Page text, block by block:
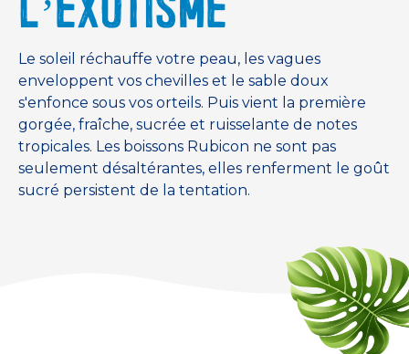
Le soleil réchauffe votre peau, les vagues
enveloppent vos chevilles et le sable doux
s'enfonce sous vos orteils. Puis vient la première
gorgée, fraîche, sucrée et ruisselante de notes
tropicales. Les boissons Rubicon ne sont pas
seulement désaltérantes, elles renferment le goût
sucré persistent de la tentation.